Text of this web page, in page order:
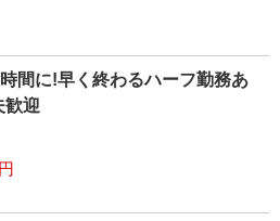
間に!早く終わるハーフ勤務あ
歓迎